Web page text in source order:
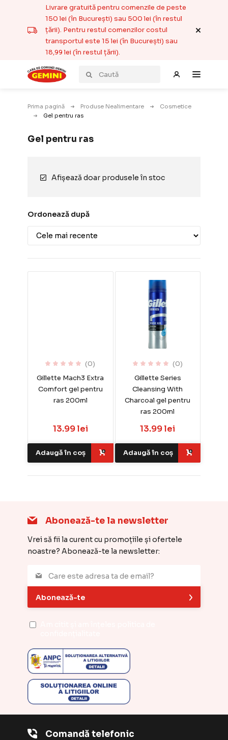
Livrare gratuită pentru comenzile de peste
150 lei (în București) sau 500 lei (în restul
țării). Pentru restul comenzilor costul
transportul este 15 lei (în București) sau
18,99 lei (în restul țării).
Prima pagină Produse Nealimentare
Cosmetice
Gel pentru ras
Gel pentru ras
Afișează doar produsele în stoc
Ordonează după
(0)
Gillette Mach3 Extra
Comfort gel pentru
ras 200ml
13.99 lei
Adaugă în coș
(0)
Gillette Series
Cleansing With
Charcoal gel pentru
ras 200ml
13.99 lei
Adaugă în coș
Comandă telefonic
Abonează-te la newsletter
Vrei să fii la curent cu promoțiile și ofertele
noastre? Abonează-te la newsletter:
Abonează-te